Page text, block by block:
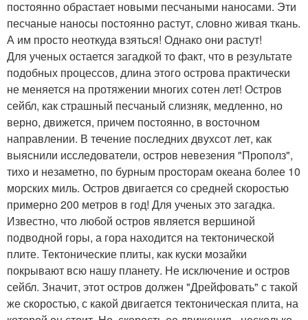
постоянно обрастает новыми песчаными наносами. Эти
песчаные наносы постоянно растут, словно живая ткань.
А им просто неоткуда взяться! Однако они растут!
Для ученых остается загадкой то факт, что в результате
подобных процессов, длина этого острова практически
не меняется на протяжении многих сотен лет! Остров
сейбл, как страшный песчаный слизняк, медленно, но
верно, движется, причем постоянно, в восточном
направлении. В течение последних двухсот лет, как
выяснили исследователи, остров невезения "Прополз",
тихо и незаметно, по бурным просторам океана более 10
морских миль. Остров двигается со средней скоростью
примерно 200 метров в год! Для ученых это загадка.
Известно, что любой остров является вершиной
подводной горы, а гора находится на тектонической
плите. Тектонические плиты, как куски мозайки
покрывают всю нашу планету. Не исключение и остров
сейбл. Значит, этот остров должен "Дрейфовать" с такой
же скоростью, с какой двигается тектоническая плита, на